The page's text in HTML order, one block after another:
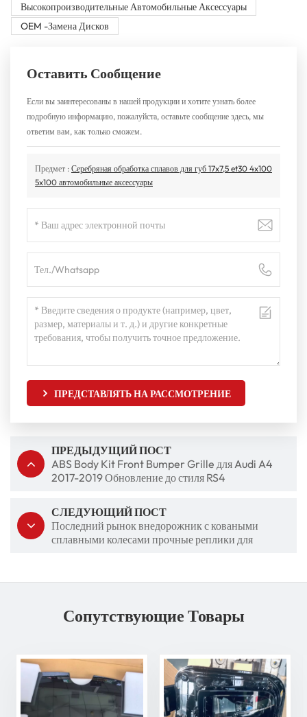
Высокопроизводительные Автомобильные Аксессуары
OEM -замена Дисков
Оставить Сообщение
Если вы заинтересованы в нашей продукции и хотите узнать более
подробную информацию, пожалуйста, оставьте сообщение здесь, мы
ответим вам, как только сможем.
Предмет : Серебряная обработка сплавов для губ 17x7,5 et30 4x100
5x100 автомобильные аксессуары
ПРЕДСТАВЛЯТЬ НА РАССМОТРЕНИЕ
ПРЕДЫДУЩИЙ ПОСТ
ABS Body Kit Front Bumper Grille для Audi A4
2017-2019 Обновление до стиля RS4
СЛЕДУЮЩИЙ ПОСТ
Последний рынок внедорожник с коваными
сплавными колесами прочные реплики для
Сопутствующие Товары